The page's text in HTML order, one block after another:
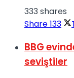
333 shares
Share133
BBG
seviştiler